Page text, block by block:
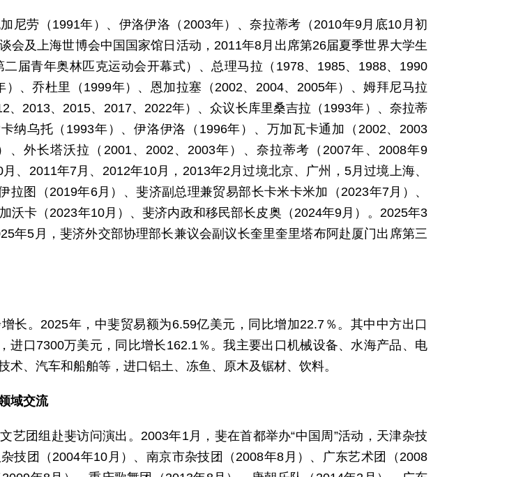
尼劳（1991年）、伊洛伊洛（2003年）、奈拉蒂考（2010年9月底10月初
会及上海世博会中国国家馆日活动，2011年8月出席第26届夏季世界大学生
届青年奥林匹克运动会开幕式）、总理马拉（1978、1985、1988、1990
）、乔杜里（1999年）、恩加拉塞（2002、2004、2005年）、姆拜尼马拉
、2013、2015、2017、2022年）、众议长库里桑吉拉（1993年）、奈拉蒂
纳乌托（1993年）、伊洛伊洛（1996年）、万加瓦卡通加（2002、2003
、外长塔沃拉（2001、2002、2003年）、奈拉蒂考（2007年、2008年9
、2011年7月、2012年10月，2013年2月过境北京、广州，5月过境上海、
拉图（2019年6月）、斐济副总理兼贸易部长卡米卡米加（2023年7月）、
沃卡（2023年10月）、斐济内政和移民部长皮奥（2024年9月）。2025年3
年5月，斐济外交部协理部长兼议会副议长奎里奎里塔布阿赴厦门出席第三
长。2025年，中斐贸易额为6.59亿美元，同比增加22.7％。其中中方出口
进口7300万美元，同比增长162.1％。我主要出口机械设备、水海产品、电
术、汽车和船舶等，进口铝土、冻鱼、原木及锯材、饮料。
域交流
艺团组赴斐访问演出。2003年1月，斐在首都举办“中国周”活动，天津杂技
技团（2004年10月）、南京市杂技团（2008年8月）、广东艺术团（2008